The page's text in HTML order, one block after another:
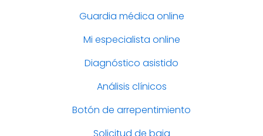
Guardia médica online
Mi especialista online
Diagnóstico asistido
Análisis clínicos
Botón de arrepentimiento
Solicitud de baja